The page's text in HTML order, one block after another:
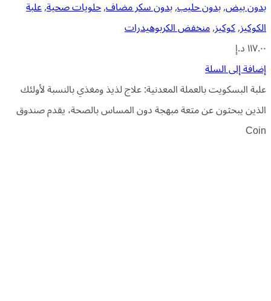
بدون بيض,بدون حليب,بدون سكر مضاف,حلويات صحية,علبة
الكوكيز,كوكيز,منخفض الكربوهيدرات
١١٧.٠٠د.إ
إضافة إلى السلة
علبة البسكويت بالعملة المعدنية: علاج لذيذ ومغذي بالنسبة لأولئك
الذين يبحثون عن متعة مبهجة دون المساس بالصحة، يقدم صندوق
Coin